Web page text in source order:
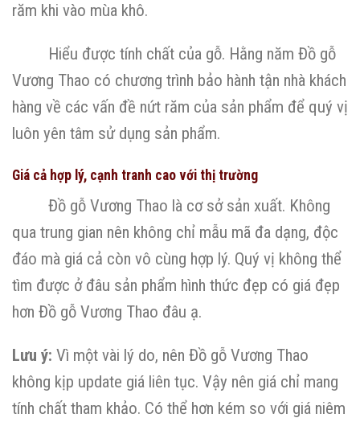
răm khi vào mùa khô.
Hiểu được tính chất của gỗ. Hằng năm Đồ gỗ
Vương Thao có chương trình bảo hành tận nhà khách
hàng về các vấn đề nứt răm của sản phẩm để quý vị
luôn yên tâm sử dụng sản phẩm.
Giá cả hợp lý, cạnh tranh cao với thị trường
Đồ gỗ Vương Thao là cơ sở sản xuất. Không
qua trung gian nên không chỉ mẫu mã đa dạng, độc
đáo mà giá cả còn vô cùng hợp lý. Quý vị không thể
tìm được ở đâu sản phẩm hình thức đẹp có giá đẹp
hơn Đồ gỗ Vương Thao đâu ạ.
Lưu ý: Vì một vài lý do, nên Đồ gỗ Vương Thao
không kịp update giá liên tục. Vậy nên giá chỉ mang
tính chất tham khảo. Có thể hơn kém so với giá niêm